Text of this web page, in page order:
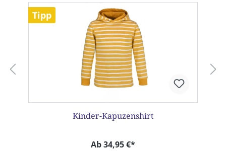
Tipp
Kinder-Kapuzenshirt
Ab 34,95 €*